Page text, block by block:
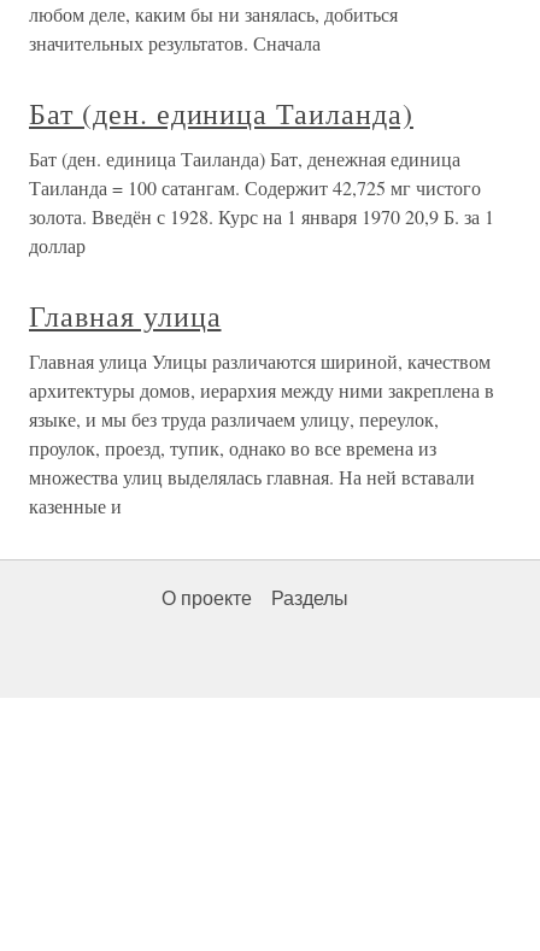
любом деле, каким бы ни занялась, добиться
значительных результатов. Сначала
Бат (ден. единица Таиланда)
Бат (ден. единица Таиланда) Бат, денежная единица
Таиланда = 100 сатангам. Содержит 42,725 мг чистого
золота. Введён с 1928. Курс на 1 января 1970 20,9 Б. за 1
доллар
Главная улица
Главная улица Улицы различаются шириной, качеством
архитектуры домов, иерархия между ними закреплена в
языке, и мы без труда различаем улицу, переулок,
проулок, проезд, тупик, однако во все времена из
множества улиц выделялась главная. На ней вставали
казенные и
О проекте Разделы